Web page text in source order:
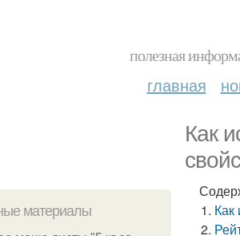
полезная
главная
Как
материалы
Как